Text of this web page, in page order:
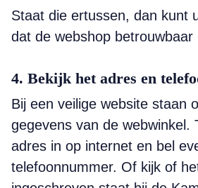
Staat die ertussen, dan kunt
dat de webshop betrouwbaar
4. Bekijk het adres en
Bij een veilige website staan
gegevens van de webwinkel.
adres in op internet en bel
telefoonnummer. Of kijk of